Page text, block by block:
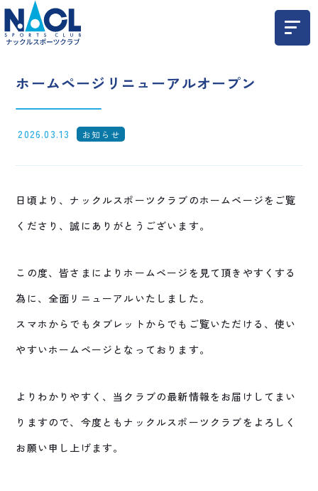
ホームページリニューアルオープン
2026.03.13 お知らせ
日頃より、ナックルスポーツクラブのホームページをご覧
くださり、誠にありがとうございます。
この度、皆さまによりホームページを見て頂きやすくする
為に、全面リニューアルいたしました。
スマホからでもタブレットからでもご覧いただける、使い
やすいホームページとなっております。
よりわかりやすく、当クラブの最新情報をお届けしてまい
りますので、今度ともナックルスポーツクラブをよろしく
お願い申し上げます。